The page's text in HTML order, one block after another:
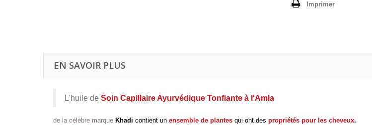
Imprimer
EN SAVOIR PLUS
L'huile de Soin Capillaire Ayurvédique Tonfiante à l'Amla
de la célèbre marque Khadi contient un ensemble de plantes qui ont des propriétés pour les cheveux.